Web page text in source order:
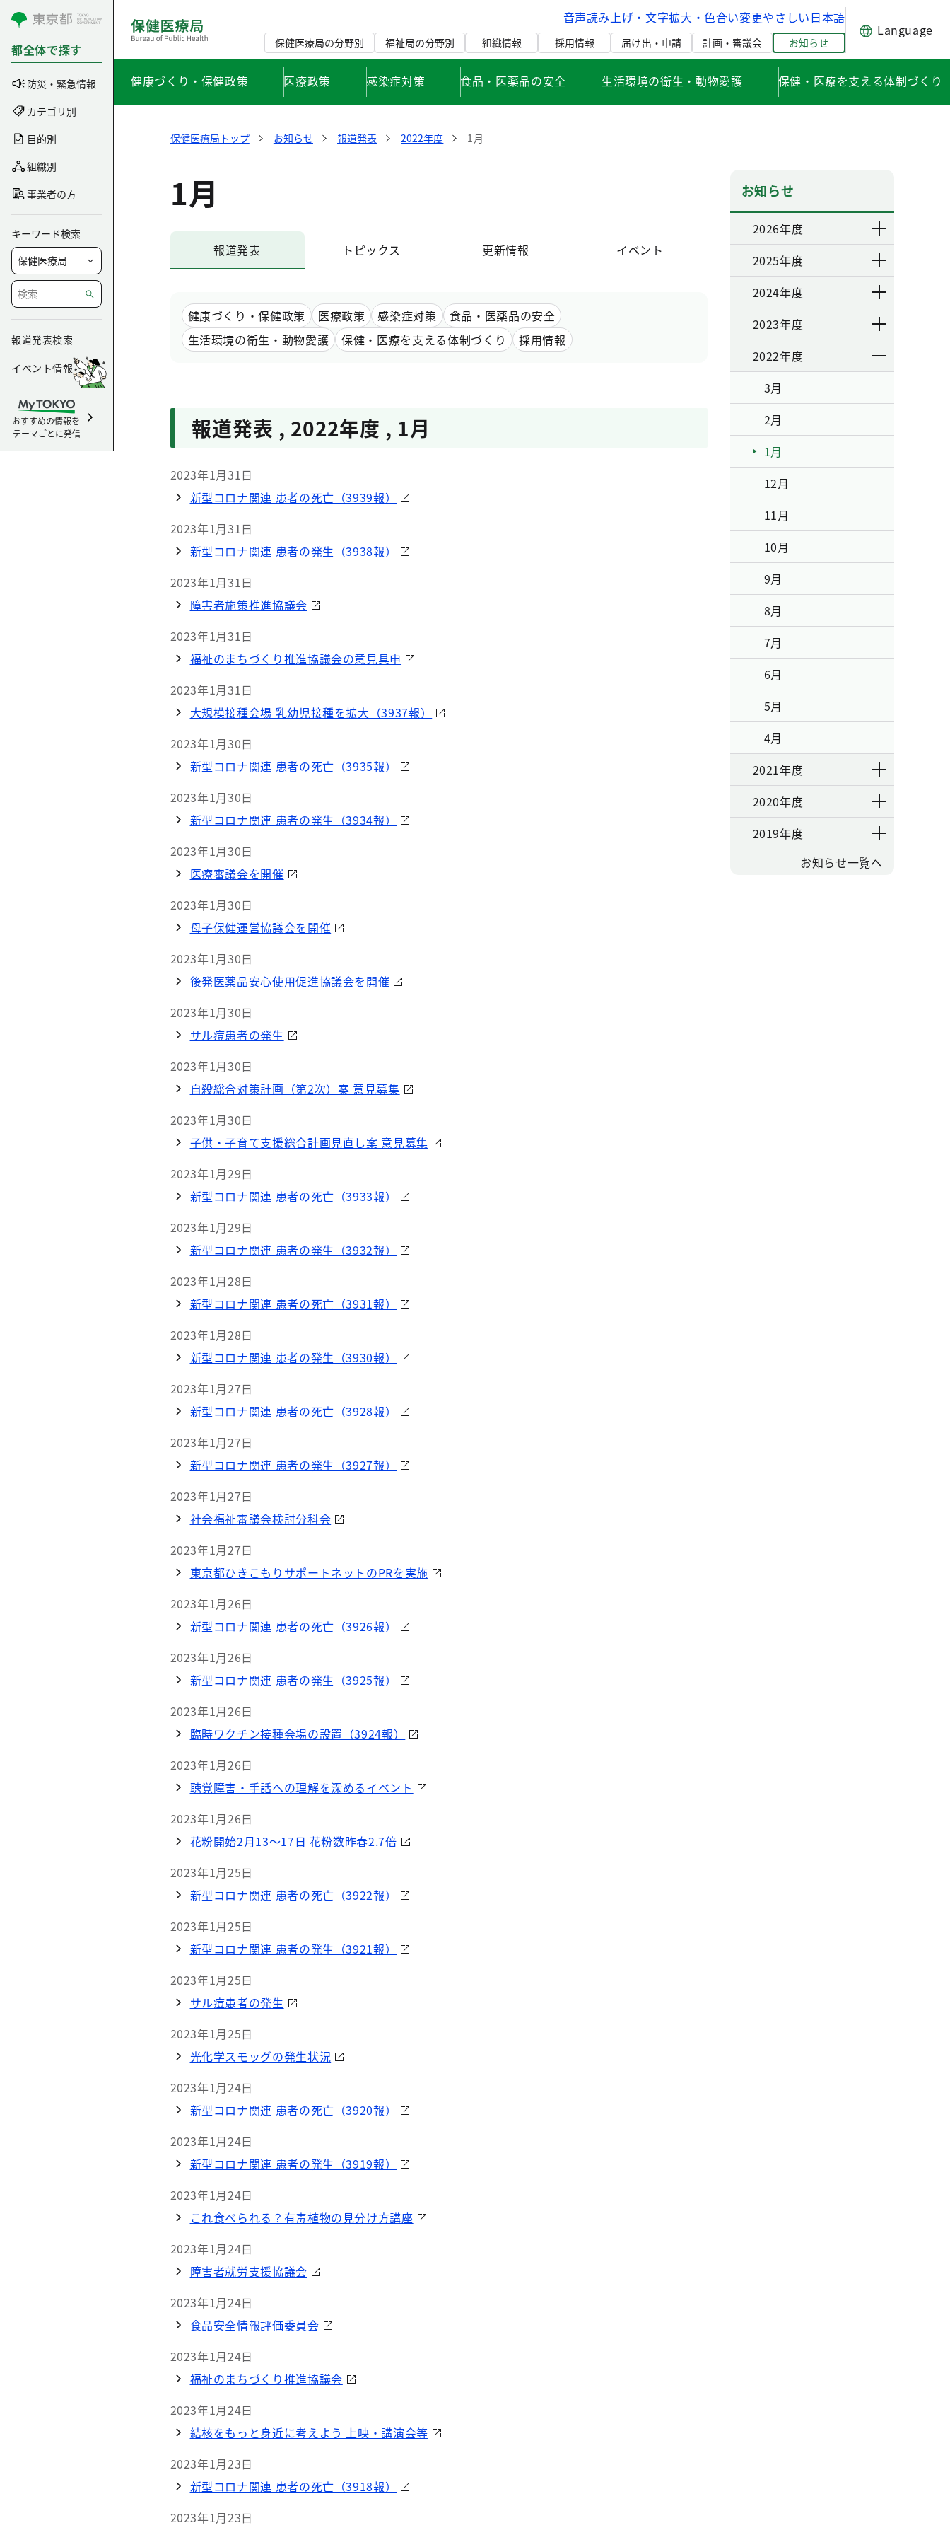
コンテンツにスキップ
都全体で探す
防災・緊急情報
カテゴリ別
目的別
組織別
事業者の方
キーワード検索
報道発表検索
イベント情報
おすすめの情報を
テーマごとに発信
音声読み上げ・文字拡大・色合い変更やさしい日本語
保健医療局の分野別 福祉局の分野別 組織情報 採用情報 届け出・申請 計画・審議会 お知らせ
Language
健康づくり・保健政策 医療政策 感染症対策 食品・医薬品の安全 生活環境の衛生・動物愛護 保健・医療を支える体制づくり
保健医療局トップ お知らせ 報道発表 2022年度 1月
1月
報道発表 トピックス 更新情報 イベント
健康づくり・保健政策 医療政策 感染症対策
食品・医薬品の安全
生活環境の衛生・動物愛護
保健・医療を支える体制づくり 採用情報
報道発表 , 2022年度 , 1月
2023年1月31日
新型コロナ関連 患者の死亡（3939報）
2023年1月31日
新型コロナ関連 患者の発生（3938報）
2023年1月31日
障害者施策推進協議会
2023年1月31日
福祉のまちづくり推進協議会の意見具申
2023年1月31日
大規模接種会場 乳幼児接種を拡大（3937報）
2023年1月30日
新型コロナ関連 患者の死亡（3935報）
2023年1月30日
新型コロナ関連 患者の発生（3934報）
2023年1月30日
医療審議会を開催
2023年1月30日
母子保健運営協議会を開催
2023年1月30日
後発医薬品安心使用促進協議会を開催
2023年1月30日
サル痘患者の発生
2023年1月30日
自殺総合対策計画（第2次）案 意見募集
2023年1月30日
子供・子育て支援総合計画見直し案 意見募集
2023年1月29日
新型コロナ関連 患者の死亡（3933報）
2023年1月29日
新型コロナ関連 患者の発生（3932報）
2023年1月28日
新型コロナ関連 患者の死亡（3931報）
2023年1月28日
新型コロナ関連 患者の発生（3930報）
2023年1月27日
新型コロナ関連 患者の死亡（3928報）
2023年1月27日
新型コロナ関連 患者の発生（3927報）
2023年1月27日
社会福祉審議会検討分科会
2023年1月27日
東京都ひきこもりサポートネットのPRを実施
2023年1月26日
新型コロナ関連 患者の死亡（3926報）
2023年1月26日
新型コロナ関連 患者の発生（3925報）
2023年1月26日
臨時ワクチン接種会場の設置（3924報）
2023年1月26日
聴覚障害・手話への理解を深めるイベント
2023年1月26日
花粉開始2月13～17日 花粉数昨春2.7倍
2023年1月25日
新型コロナ関連 患者の死亡（3922報）
2023年1月25日
新型コロナ関連 患者の発生（3921報）
2023年1月25日
サル痘患者の発生
2023年1月25日
光化学スモッグの発生状況
2023年1月24日
新型コロナ関連 患者の死亡（3920報）
2023年1月24日
新型コロナ関連 患者の発生（3919報）
2023年1月24日
これ食べられる？有毒植物の見分け方講座
2023年1月24日
障害者就労支援協議会
2023年1月24日
食品安全情報評価委員会
2023年1月24日
福祉のまちづくり推進協議会
2023年1月24日
結核をもっと身近に考えよう 上映・講演会等
2023年1月23日
新型コロナ関連 患者の死亡（3918報）
2023年1月23日
お知らせ
2026年度
2025年度
2024年度
2023年度
2022年度
3月
2月
1月
12月
11月
10月
9月
8月
7月
6月
5月
4月
2021年度
2020年度
2019年度
お知らせ一覧へ